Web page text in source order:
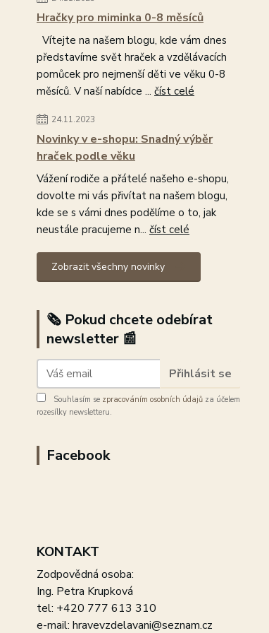
Hračky pro miminka 0-8 měsíců
Vítejte na našem blogu, kde vám dnes
představíme svět hraček a vzdělávacích
pomůcek pro nejmenší děti ve věku 0-8
měsíců. V naší nabídce ... číst celé
24.11.2023
Novinky v e-shopu: Snadný výběr
hraček podle věku
Vážení rodiče a přátelé našeho e-shopu,
dovolte mi vás přivítat na našem blogu,
kde se s vámi dnes podělíme o to, jak
neustále pracujeme n... číst celé
Zobrazit všechny novinky
🗞️ Pokud chcete odebírat
newsletter 📰
Přihlásit se
Souhlasím se zpracováním osobních údajů za účelem
rozesílky newsletteru.
Facebook
KONTAKT
Zodpovědná osoba:
Ing. Petra Krupková
tel: +420 777 613 310
e-mail: hravevzdelavani@seznam.cz